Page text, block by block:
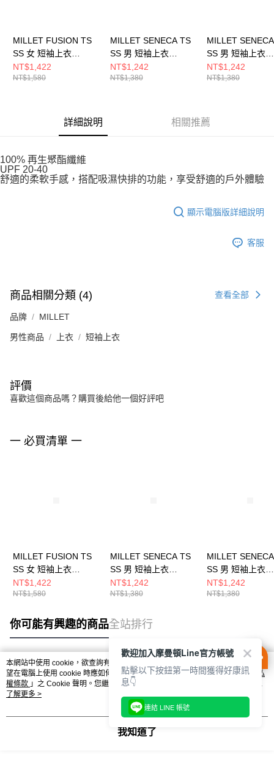
MILLET FUSION TS
SS 女 短袖上衣
MIV10091N7317
NT$1,422
NT$1,580
MILLET SENECA TS
SS 男 短袖上衣
MIV10801N7094
NT$1,242
NT$1,380
MILLET
SS 男 短袖上衣
MIV10801N7317
NT$1,242
NT$1,380
詳細說明 相關推薦
100% 再生聚酯纖維
UPF 20-40
舒適的柔軟手感，搭配吸濕快排的功能，享受舒適的戶外體驗
顯示電腦版詳細說明
客服
商品相關分類 (4) 查看全部
品牌 MILLET
男性商品 上衣 短袖上衣
評價
喜歡這個商品嗎？購買後給他一個好評吧
一 必買清單 一
MILLET FUSION TS
SS 女 短袖上衣
MIV10091N7317
NT$1,422
NT$1,580
MILLET SENECA TS
SS 男 短袖上衣
MIV10801N7094
NT$1,242
NT$1,380
MILLET
SS 男 短袖上衣
MIV10801N7317
NT$1,242
NT$1,380
你可能有興趣的商品全站排行
熱門標籤
本網站中使用 cookie，欲查詢有關本網站使用 cookie 方式之詳情，及若您不希
望在電腦上使用 cookie 時應如何變更電腦的 cookie 設定，請參閱本網站「
隱私
權條款 」之 Cookie 聲明。您繼續使用本網站即表示您同意本公司得按本網站使
用條款之 Cookie 聲明使用 cookie。
了解更多 >
我知道了
歡迎加入摩曼頓Line官方帳號
點擊以下按鈕第一時間獲得好康訊
息👇
連結 LINE 帳號